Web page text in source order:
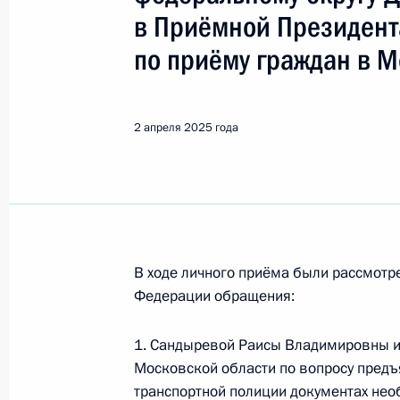
О ходе принятия мер по
Президента Российской
Российской Федерации по работе
по приёму граждан в Москве 14
4 апреля 2025 года, 15:24
в Приёмной
по приёму граждан в
2 апреля 2025 года
В ходе личного приёма были
Федерации обращения:
1. Сандыревой Раисы Владимировны
Московской области по вопросу
транспортной полиции документах